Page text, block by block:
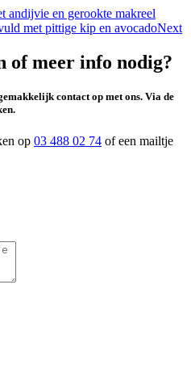
andijvie en gerookte makreel
met pittige kip en avocadoNext
of meer info nodig?
contact op met ons. Via de
op 03 488 02 74 of een mailtje